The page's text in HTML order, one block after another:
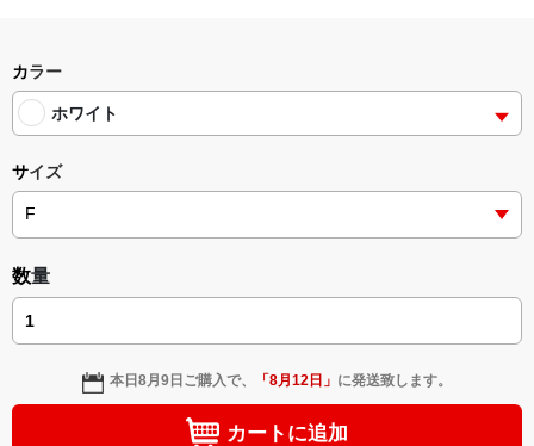
カラー
ホワイト
サイズ
数量
本日8月9日 ご購入で、 「8月12日 」 に発送致します。
カートに追加